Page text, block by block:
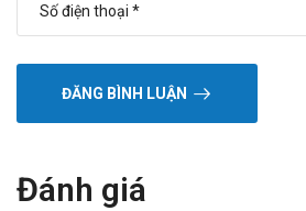
ĐĂNG BÌNH LUẬN
Đánh giá